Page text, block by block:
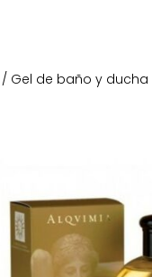
/ Gel de baño y ducha